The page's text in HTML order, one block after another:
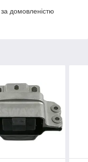
домовленістю